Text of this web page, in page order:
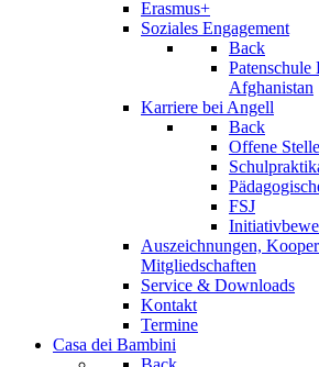
Erasmus+
Soziales Engagement
Back
Patenschule
Afghanistan
Karriere bei Angell
Back
Offene
FSJ
Auszeichnungen,
Mitgliedschaften
Service & Downloads
Kontakt
Termine
Casa dei Bambini